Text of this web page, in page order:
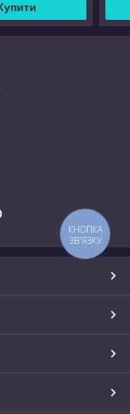
КНОПКА
ЗВ'ЯЗКУ